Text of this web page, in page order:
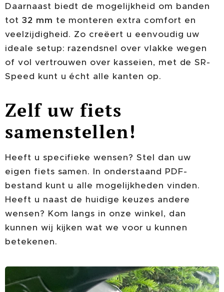
Daarnaast biedt de mogelijkheid om banden
tot 32 mm te monteren extra comfort en
veelzijdigheid. Zo creëert u eenvoudig uw
ideale setup: razendsnel over vlakke wegen
of vol vertrouwen over kasseien, met de SR-
Speed kunt u écht alle kanten op.
Zelf uw fiets
samenstellen!
Heeft u specifieke wensen? Stel dan uw
eigen fiets samen. In onderstaand PDF-
bestand kunt u alle mogelijkheden vinden.
Heeft u naast de huidige keuzes andere
wensen? Kom langs in onze winkel, dan
kunnen wij kijken wat we voor u kunnen
betekenen.